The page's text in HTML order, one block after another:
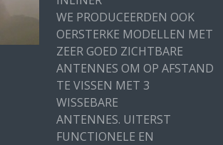
WE PRODUCEERDEN OOK
OERSTERKE MODELLEN MET
ZEER GOED ZICHTBARE
ANTENNES OM OP AFSTAND
TE VISSEN MET 3
WISSEBARE
ANTENNES. UITERST
FUNCTIONELE EN